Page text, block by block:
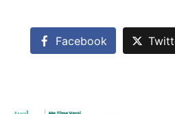
Facebook